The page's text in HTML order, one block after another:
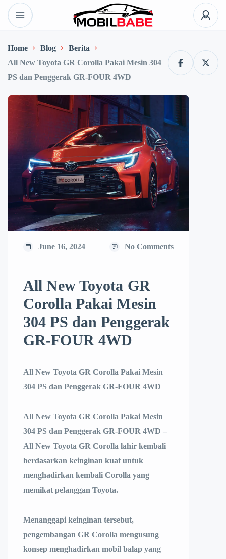
Home Blog
Berita
All New Toyota GR Corolla Pakai Mesin 304
PS dan Penggerak GR-FOUR 4WD
June 16, 2024 No Comments
All New Toyota GR
Corolla Pakai Mesin
304 PS dan Penggerak
GR-FOUR 4WD
All New Toyota GR Corolla Pakai Mesin
304 PS dan Penggerak GR-FOUR 4WD
All New Toyota GR Corolla Pakai Mesin
304 PS dan Penggerak GR-FOUR 4WD –
All New Toyota GR Corolla lahir kembali
berdasarkan keinginan kuat untuk
menghadirkan kembali Corolla yang
memikat pelanggan Toyota.
Menanggapi keinginan tersebut,
pengembangan GR Corolla mengusung
konsep menghadirkan mobil balap yang